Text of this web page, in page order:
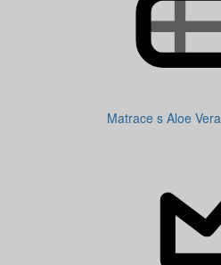
Matrace s Aloe Vera